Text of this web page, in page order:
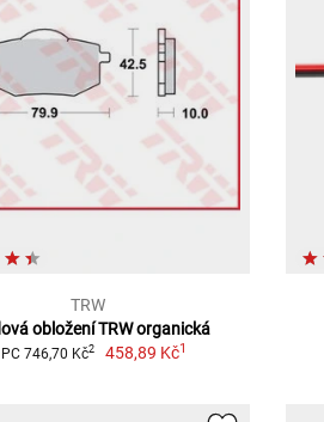
TRW
obložení TRW organická
746,70 Kč2 458,89 Kč1